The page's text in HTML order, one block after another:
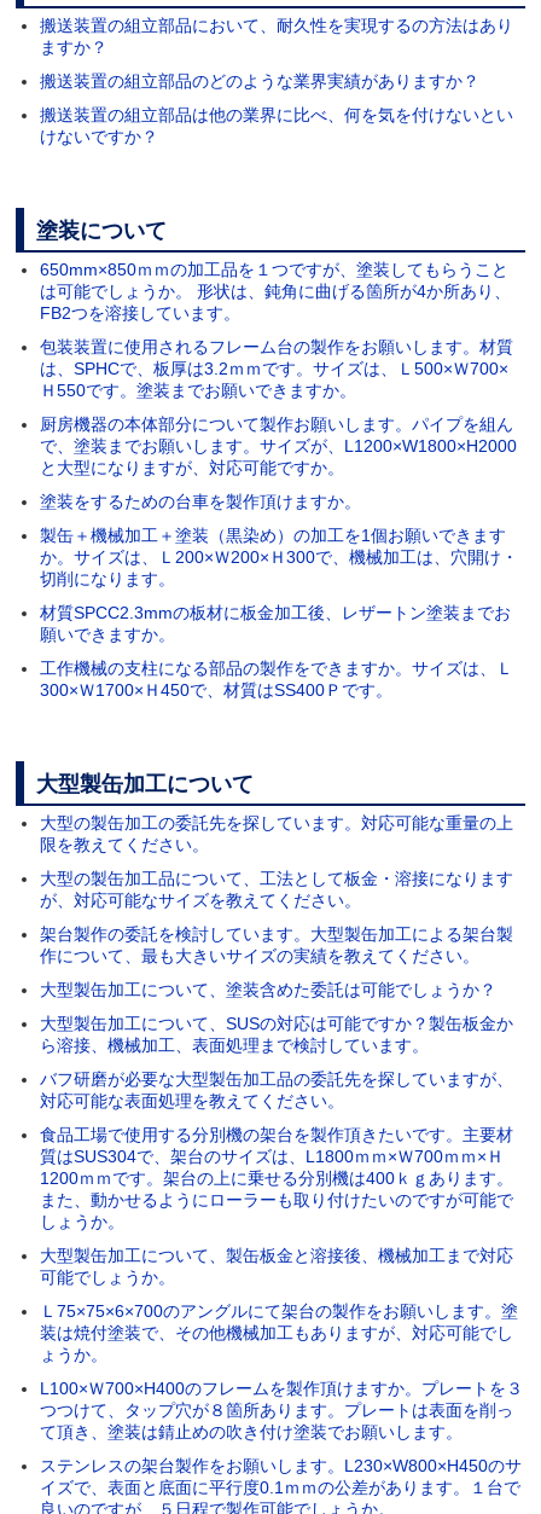
搬送装置の組立部品において、耐久性を実現するの方法はあり
ますか？
搬送装置の組立部品のどのような業界実績がありますか？
搬送装置の組立部品は他の業界に比べ、何を気を付けないとい
けないですか？
塗装について
650mm×850ｍｍの加工品を１つですが、塗装してもらうこと
は可能でしょうか。 形状は、鈍角に曲げる箇所が4か所あり、
FB2つを溶接しています。
包装装置に使用されるフレーム台の製作をお願いします。材質
は、SPHCで、板厚は3.2ｍｍです。サイズは、Ｌ500×Ｗ700×
Ｈ550です。塗装までお願いできますか。
厨房機器の本体部分について製作お願いします。パイプを組ん
で、塗装までお願いします。サイズが、L1200×W1800×H2000
と大型になりますが、対応可能ですか。
塗装をするための台車を製作頂けますか。
製缶＋機械加工＋塗装（黒染め）の加工を1個お願いできます
か。サイズは、Ｌ200×Ｗ200×Ｈ300で、機械加工は、穴開け・
切削になります。
材質SPCC2.3mmの板材に板金加工後、レザートン塗装までお
願いできますか。
工作機械の支柱になる部品の製作をできますか。サイズは、Ｌ
300×Ｗ1700×Ｈ450で、材質はSS400Ｐです。
大型製缶加工について
大型の製缶加工の委託先を探しています。対応可能な重量の上
限を教えてください。
大型の製缶加工品について、工法として板金・溶接になります
が、対応可能なサイズを教えてください。
架台製作の委託を検討しています。大型製缶加工による架台製
作について、最も大きいサイズの実績を教えてください。
大型製缶加工について、塗装含めた委託は可能でしょうか？
大型製缶加工について、SUSの対応は可能ですか？製缶板金か
ら溶接、機械加工、表面処理まで検討しています。
バフ研磨が必要な大型製缶加工品の委託先を探していますが、
対応可能な表面処理を教えてください。
食品工場で使用する分別機の架台を製作頂きたいです。主要材
質はSUS304で、架台のサイズは、L1800ｍｍ×Ｗ700ｍｍ×Ｈ
1200ｍｍです。架台の上に乗せる分別機は400ｋｇあります。
また、動かせるようにローラーも取り付けたいのですが可能で
しょうか。
大型製缶加工について、製缶板金と溶接後、機械加工まで対応
可能でしょうか。
Ｌ75×75×6×700のアングルにて架台の製作をお願いします。塗
装は焼付塗装で、その他機械加工もありますが、対応可能でし
ょうか。
L100×Ｗ700×H400のフレームを製作頂けますか。プレートを３
つつけて、タップ穴が８箇所あります。プレートは表面を削っ
て頂き、塗装は錆止めの吹き付け塗装でお願いします。
ステンレスの架台製作をお願いします。L230×W800×H450のサ
イズで、表面と底面に平行度0.1ｍｍの公差があります。１台で
良いのですが、５日程で製作可能でしょうか。